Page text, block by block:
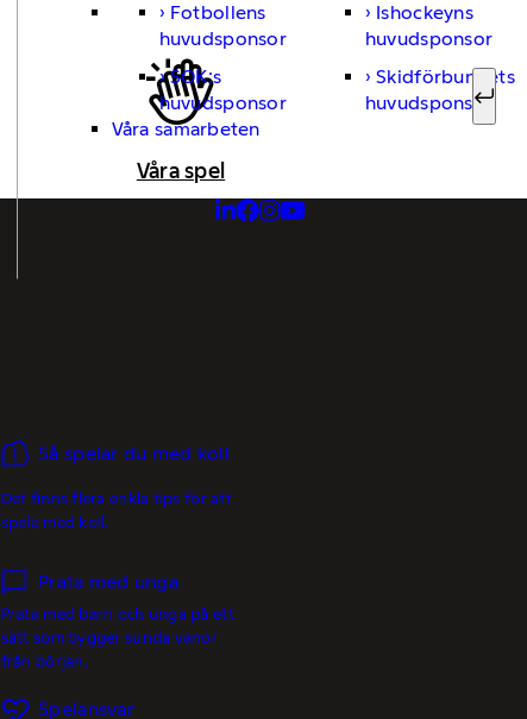
Fotbollens
huvudsponsor
Ishockeyns
huvudsponsor
SOK:s
huvudsponsor
Skidförbundets
huvudsponsor
Våra samarbeten
Så spelar du med koll
Det finns flera enkla tips för att
spela med koll.
Prata med unga
Prata med barn och unga på ett
sätt som bygger sunda vanor
från början.
Spelansvar
Sök
Våra spel